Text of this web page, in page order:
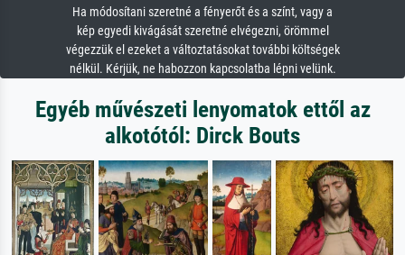
Ha módosítani szeretné a fényerőt és a színt, vagy a
kép egyedi kivágását szeretné elvégezni, örömmel
végezzük el ezeket a változtatásokat további költségek
nélkül. Kérjük, ne habozzon kapcsolatba lépni velünk.
Egyéb művészeti lenyomatok ettől az
alkotótól: Dirck Bouts